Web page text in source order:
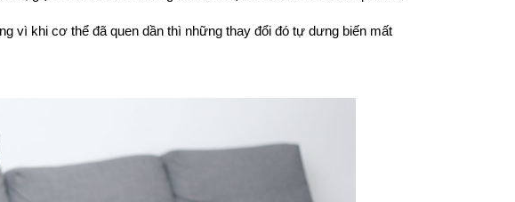
vì khi cơ thể đã quen dần thì những thay đổi đó tự dưng biến mất